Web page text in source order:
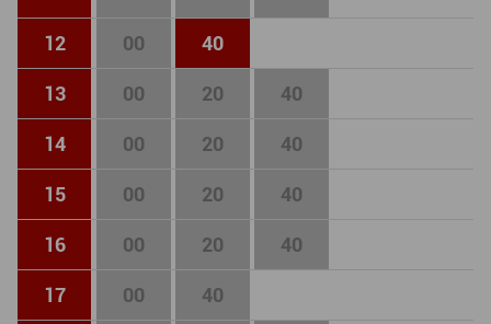
12 00 40
13 00 20 40
14 00 20 40
15 00 20 40
16 00 20 40
17 00 40